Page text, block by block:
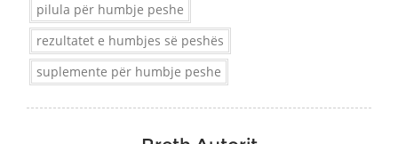
pilula për humbje peshe
rezultatet e humbjes së peshës
suplemente për humbje peshe